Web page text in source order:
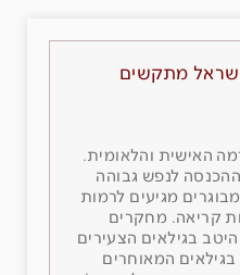
מתקשים
האישית והלאומית.
לנפש גבוהה
מגיעים לרמות
קריאה. מחקרים
בגילאים הצעירים
המאוחרים